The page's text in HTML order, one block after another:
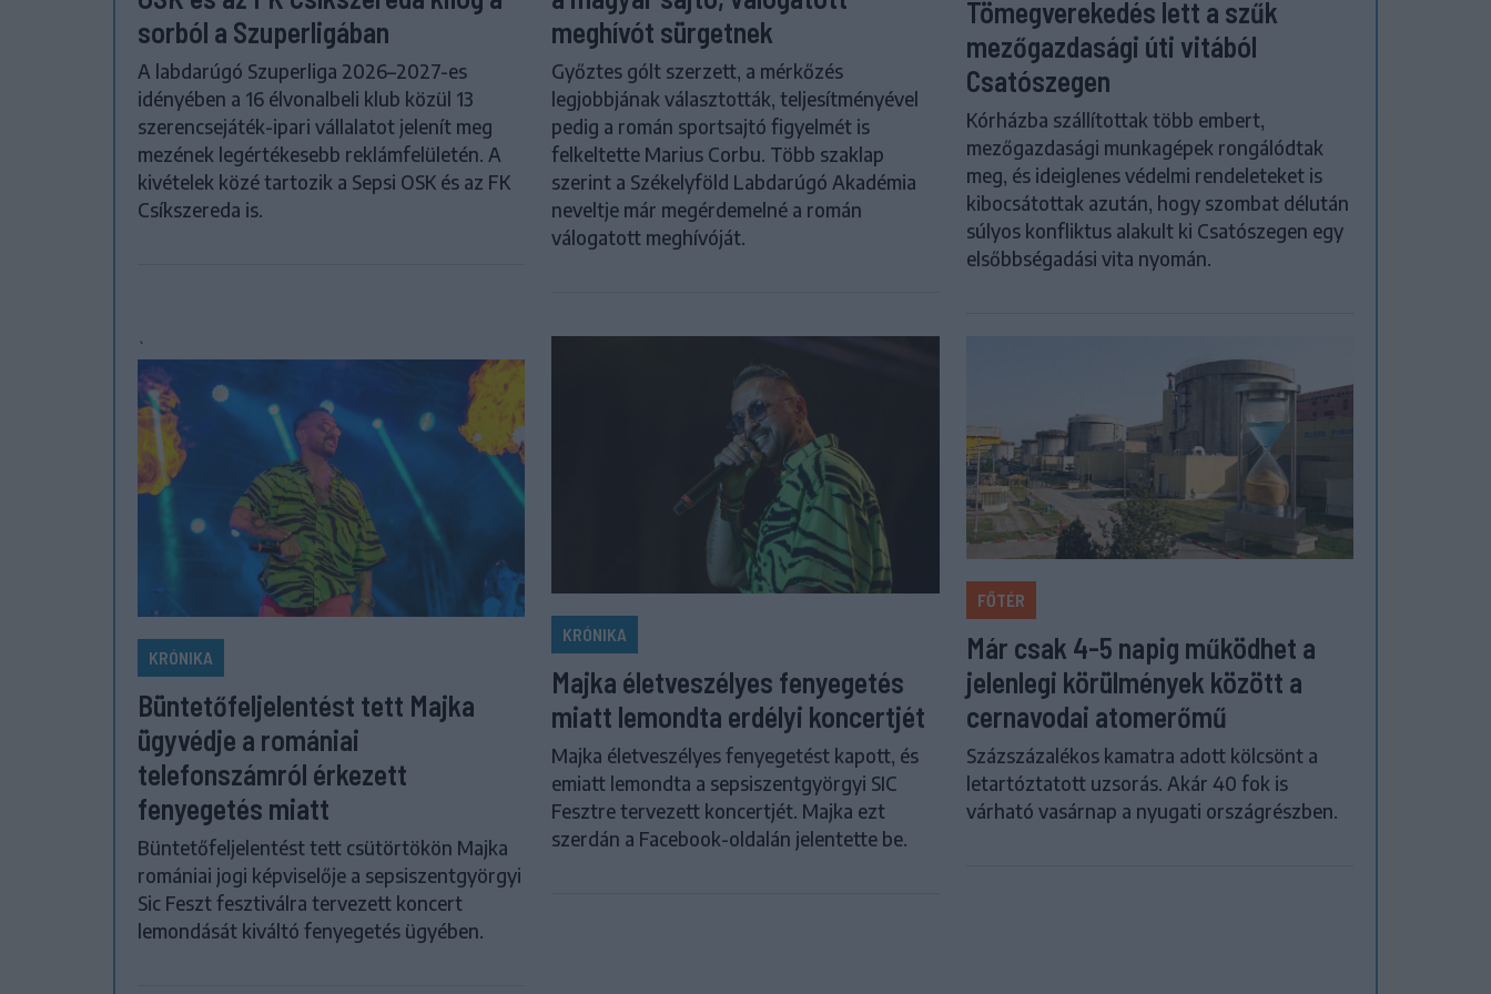
sorból a Szuperligában
A labdarúgó Szuperliga 2026–2027-es
idényében a 16 élvonalbeli klub közül 13
szerencsejáték-ipari vállalatot jelenít meg
mezének legértékesebb reklámfelületén. A
kivételek közé tartozik a Sepsi OSK és az FK
Csíkszereda is.
meghívót sürgetnek
Győztes gólt szerzett, a mérkőzés
legjobbjának választották, teljesítményével
pedig a román sportsajtó figyelmét is
felkeltette Marius Corbu. Több szaklap
szerint a Székelyföld Labdarúgó Akadémia
neveltje már megérdemelné a román
válogatott meghívóját.
Tömegverekedés lett a szűk
mezőgazdasági úti vitából
Csatószegen
Kórházba szállítottak több embert,
mezőgazdasági munkagépek rongálódtak
meg, és ideiglenes védelmi rendeleteket is
kibocsátottak azután, hogy szombat délután
súlyos konfliktus alakult ki Csatószegen egy
elsőbbségadási vita nyomán.
`
KRÓNIKA
Büntetőfeljelentést tett Majka
ügyvédje a romániai
telefonszámról érkezett
fenyegetés miatt
Büntetőfeljelentést tett csütörtökön Majka
romániai jogi képviselője a sepsiszentgyörgyi
Sic Feszt fesztiválra tervezett koncert
lemondását kiváltó fenyegetés ügyében.
KRÓNIKA
Majka életveszélyes fenyegetés
miatt lemondta erdélyi koncertjét
Majka életveszélyes fenyegetést kapott, és
emiatt lemondta a sepsiszentgyörgyi SIC
Fesztre tervezett koncertjét. Majka ezt
szerdán a Facebook-oldalán jelentette be.
FŐTÉR
Már csak 4-5 napig működhet a
jelenlegi körülmények között a
cernavodai atomerőmű
Százszázalékos kamatra adott kölcsönt a
letartóztatott uzsorás. Akár 40 fok is
várható vasárnap a nyugati országrészben.